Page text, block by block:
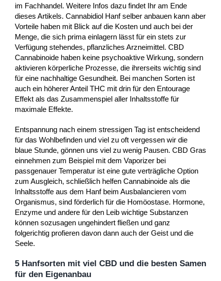
im Fachhandel. Weitere Infos dazu findet Ihr am Ende
dieses Artikels. Cannabidiol Hanf selber anbauen kann aber
Vorteile haben mit Blick auf die Kosten und auch bei der
Menge, die sich prima einlagern lässt für ein stets zur
Verfügung stehendes, pflanzliches Arzneimittel. CBD
Cannabinoide haben keine psychoaktive Wirkung, sondern
aktivieren körperliche Prozesse, die ihrerseits wichtig sind
für eine nachhaltige Gesundheit. Bei manchen Sorten ist
auch ein höherer Anteil THC mit drin für den Entourage
Effekt als das Zusammenspiel aller Inhaltsstoffe für
maximale Effekte.
Entspannung nach einem stressigen Tag ist entscheidend
für das Wohlbefinden und viel zu oft vergessen wir die
blaue Stunde, gönnen uns viel zu wenig Pausen. CBD Gras
einnehmen zum Beispiel mit dem Vaporizer bei
passgenauer Temperatur ist eine gute verträgliche Option
zum Ausgleich, schließlich helfen Cannabinoide als die
Inhaltsstoffe aus dem Hanf beim Ausbalancieren vom
Organismus, sind förderlich für die Homöostase. Hormone,
Enzyme und andere für den Leib wichtige Substanzen
können sozusagen ungehindert fließen und ganz
folgerichtig profieren davon dann auch der Geist und die
Seele.
5 Hanfsorten mit viel CBD und die besten Samen
für den Eigenanbau